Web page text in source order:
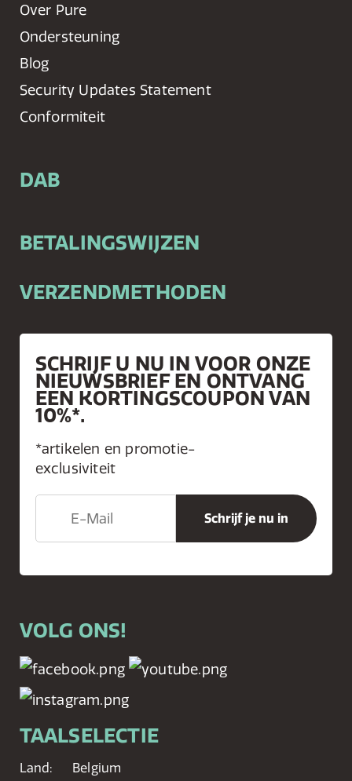
Over Pure
Ondersteuning
Blog
Security Updates Statement
Conformiteit
DAB
BETALINGSWIJZEN
VERZENDMETHODEN
SCHRIJF U NU IN VOOR ONZE
NIEUWSBRIEF EN ONTVANG
EEN KORTINGSCOUPON VAN
10%*.
*artikelen en promotie-
exclusiviteit
VOLG ONS!
TAALSELECTIE
Land: Belgium